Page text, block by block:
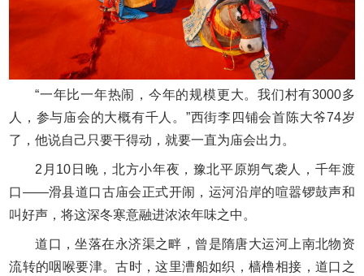
“一年比一年热闹，今年的规模更大。我们村有3000多
人，参与庙会的大概有千人。”西街李四铺会首陈大爷74岁
了，他说自己只要干得动，就要一直为庙会出力。
2月10日晚，北方小年夜，豫北平原朔气袭人，千年渡
口——滑县道口古庙会正式开闹，运河沿岸的喧嚣锣鼓声和
叫好声，将这深冬寒意融进浓浓年味之中。
道口，坐落在永济渠之畔，曾是隋唐大运河上南北物资
流转的咽喉要津。古时，这里漕船如织，樯橹相接，道口之